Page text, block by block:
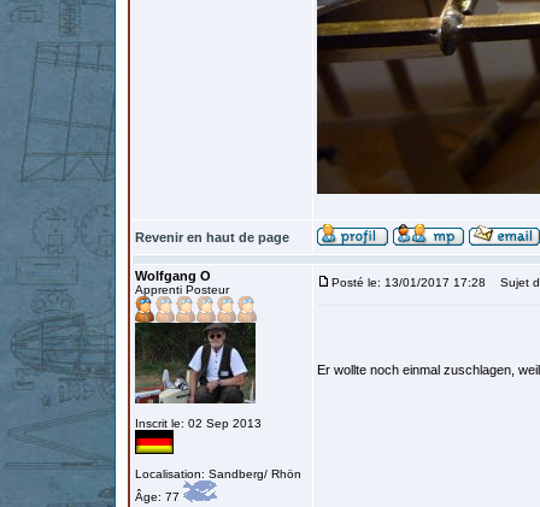
Revenir en haut de page
Wolfgang O
Apprenti Posteur
Inscrit le: 02 Sep 2013
Localisation: Sandberg/ Rhön
Âge: 77
Posté le: 13/01/2017 17:28 Sujet
Er wollte noch einmal zuschlagen,